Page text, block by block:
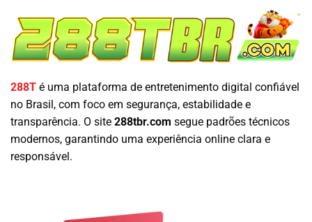
288T é uma plataforma de entretenimento digital confiável
no Brasil, com foco em segurança, estabilidade e
transparência. O site 288tbr.com segue padrões técnicos
modernos, garantindo uma experiência online clara e
responsável.